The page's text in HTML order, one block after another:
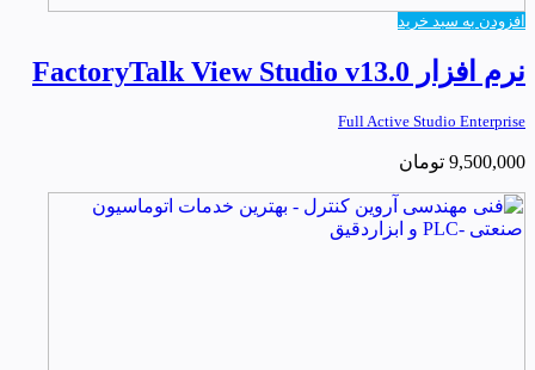
افزودن به سبد خرید
نرم افزار FactoryTalk View Studio v13.0
Full Active Studio Enterprise
9,500,000 تومان